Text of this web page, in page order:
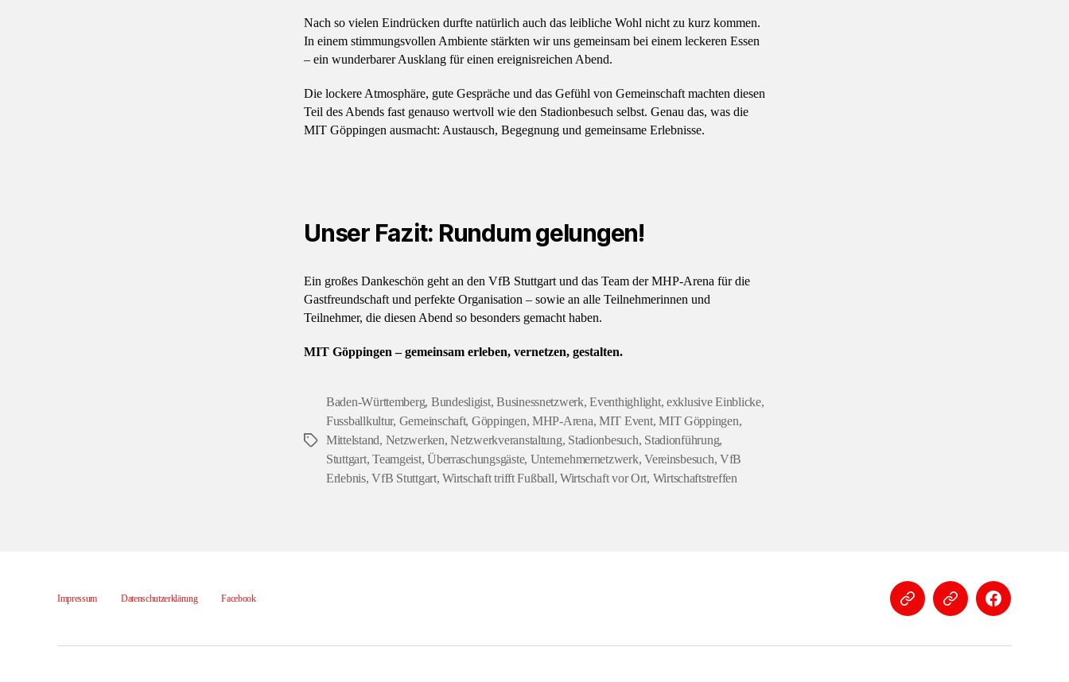
Nach so vielen Eindrücken durfte natürlich auch das leibliche Wohl nicht zu kurz kommen.
In einem stimmungsvollen Ambiente stärkten wir uns gemeinsam bei einem leckeren Essen
– ein wunderbarer Ausklang für einen ereignisreichen Abend.
Die lockere Atmosphäre, gute Gespräche und das Gefühl von Gemeinschaft machten diesen
Teil des Abends fast genauso wertvoll wie den Stadionbesuch selbst. Genau das, was die
MIT Göppingen ausmacht: Austausch, Begegnung und gemeinsame Erlebnisse.
Unser Fazit: Rundum gelungen!
Ein großes Dankeschön geht an den VfB Stuttgart und das Team der MHP-Arena für die
Gastfreundschaft und perfekte Organisation – sowie an alle Teilnehmerinnen und
Teilnehmer, die diesen Abend so besonders gemacht haben.
MIT Göppingen – gemeinsam erleben, vernetzen, gestalten.
Schlagwörter
Baden-Württemberg, Bundesligist,Businessnetzwerk,Eventhighlight, exklusive Einblicke,
Fussballkultur, Gemeinschaft, Göppingen, MHP-Arena,MIT Event,MIT Göppingen,
Mittelstand, Netzwerken,Netzwerkveranstaltung, Stadionbesuch, Stadionführung,
Stuttgart,Teamgeist,Überraschungsgäste, Unternehmernetzwerk,Vereinsbesuch,VfB
Erlebnis,VfB Stuttgart,Wirtschaft trifft Fußball,Wirtschaft vor Ort, Wirtschaftstreffen
Impressum Datenschutz­erklärung Facebook
ImpressumDatenschutz­Facebook